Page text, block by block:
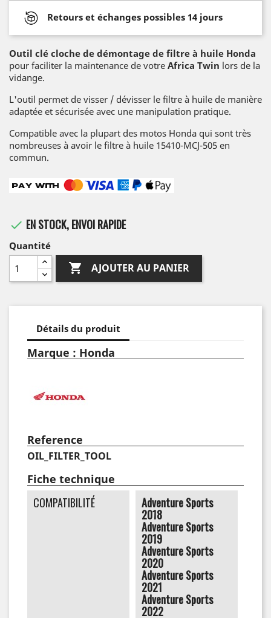
Retours et échanges possibles 14 jours
Outil clé cloche de démontage de filtre à huile Honda
pour faciliter la maintenance de votre Africa Twin lors de la
vidange.
L'outil permet de visser / dévisser le filtre à huile de manière
adaptée et sécurisée avec une manipulation pratique.
Compatible avec la plupart des motos Honda qui sont très
nombreuses à avoir le filtre à huile 15410-MCJ-505 en
commun.
 EN STOCK, ENVOI RAPIDE
Quantité
 AJOUTER AU PANIER
Détails du produit
Marque : Honda
Reference
OIL_FILTER_TOOL
Fiche technique
COMPATIBILITÉ Adventure Sports
2018
Adventure Sports
2019
Adventure Sports
2020
Adventure Sports
2021
Adventure Sports
2022